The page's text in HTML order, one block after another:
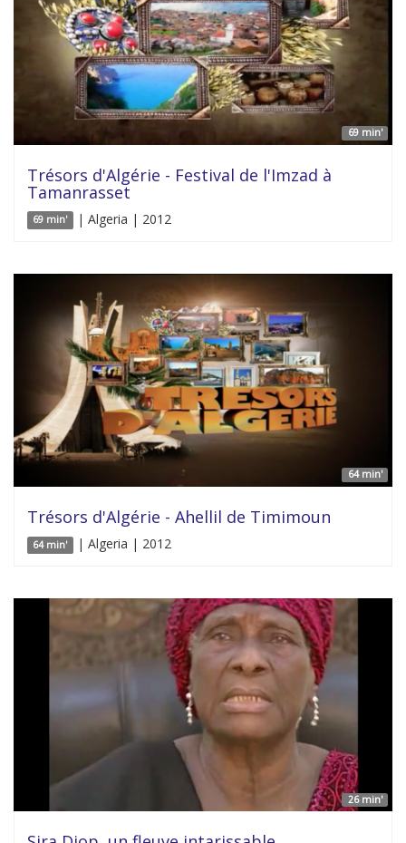
69 min'
Trésors d'Algérie - Festival de l'Imzad à
Tamanrasset
69 min' | Algeria | 2012
64 min'
Trésors d'Algérie - Ahellil de Timimoun
64 min' | Algeria | 2012
26 min'